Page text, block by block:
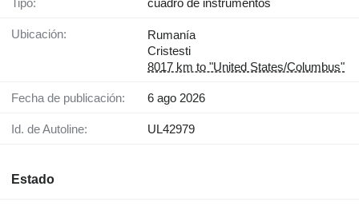
Tipo: cuadro de instrumentos
Ubicación:
Rumanía
Cristesti
8017 km to "United States/Columbus"
Fecha de publicación: 6 ago 2026
Id. de Autoline: UL42979
Estado